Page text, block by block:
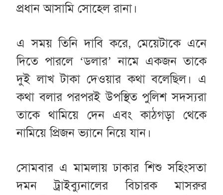
প্রধান আসামি সোহেল রানা।
এ সময় তিনি দাবি করে, মেয়েটাকে এনে
দিতে পারলে ‘ডলার’ নামে একজন তাকে
দুই লাখ টাকা দেওয়ার কথা বলেছিল। এ
কথা বলার পরপরই উপস্থিত পুলিশ সদস্যরা
তাকে থামিয়ে দেন এবং কাঠগড়া থেকে
নামিয়ে প্রিজন ভ্যানে নিয়ে যান।
সোমবার এ মামলায় ঢাকার শিশু সহিংসতা
দমন ট্রাইব্যুনালের বিচারক মাসরুর